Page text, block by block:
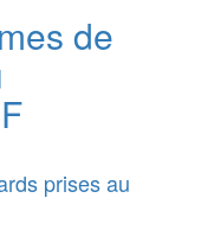
de
prises au